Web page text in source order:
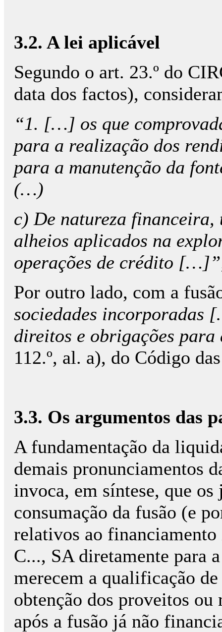
3.2. Alei aplicável
Segundo o art. 23.º do
data dos factos),
“1. […] os que
para a realização dos
para a manutenção da
(…)
c) De natureza
alheios aplicados na
operações de crédito […]”
Por outro lado, com a
sociedades incorporadas
direitos e obrigações
112.º, al. a), do Código
3.3. Os argumentos das
A fundamentação da
demais pronuncia­mentos
invoca, em síntese, que
consumação da fusão (e
relativos ao
C..., SA diretamente para
merecem a qualificação
obtenção dos proveitos
após a fusão já não